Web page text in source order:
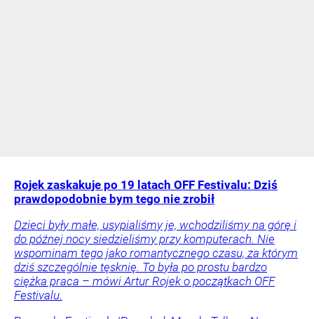
Rojek zaskakuje po 19 latach OFF Festivalu: Dziś
prawdopodobnie bym tego nie zrobił
Dzieci były małe, usypialiśmy je, wchodziliśmy na górę i
do późnej nocy siedzieliśmy przy komputerach. Nie
wspominam tego jako romantycznego czasu, za którym
dziś szczególnie tęsknię. To była po prostu bardzo
ciężka praca – mówi Artur Rojek o początkach OFF
Festivalu.